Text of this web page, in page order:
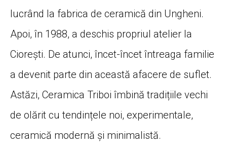
lucrând la fabrica de ceramică din Ungheni.
Apoi, în 1988, a deschis propriul atelier la
Ciorești. De atunci, încet-încet întreaga familie
a devenit parte din această afacere de suflet.
Astăzi, Ceramica Triboi îmbină tradițiile vechi
de olărit cu tendințele noi, experimentale,
ceramică modernă și minimalistă.